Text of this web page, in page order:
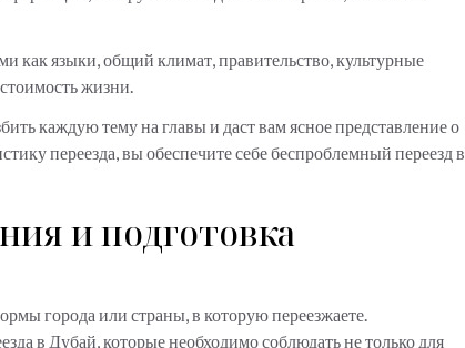
как языки, общий климат, правительство, культурные
жизни.
каждую тему на главы и даст вам ясное представление о
переезда, вы обеспечите себе беспроблемный переезд в
и подготовка
города или страны, в которую переезжаете.
в Дубай, которые необходимо соблюдать не только для